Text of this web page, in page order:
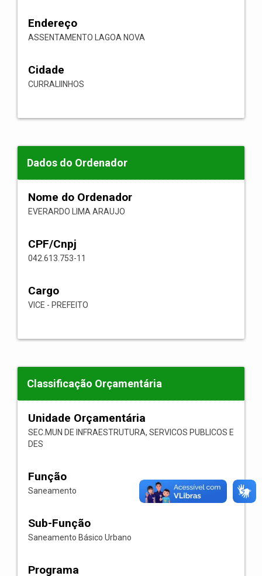
Endereço
ASSENTAMENTO LAGOA NOVA
Cidade
CURRALIINHOS
Dados do Ordenador
Nome do Ordenador
EVERARDO LIMA ARAUJO
CPF/Cnpj
042.613.753-11
Cargo
VICE - PREFEITO
Classificação Orçamentária
Unidade Orçamentária
SEC.MUN DE INFRAESTRUTURA, SERVICOS PUBLICOS E
DES
Função
Saneamento
Sub-Função
Saneamento Básico Urbano
Programa